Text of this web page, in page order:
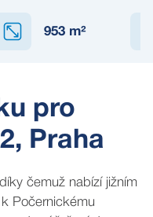
953 m²
pro
Praha
čemuž nabízí jižním
Počernickému